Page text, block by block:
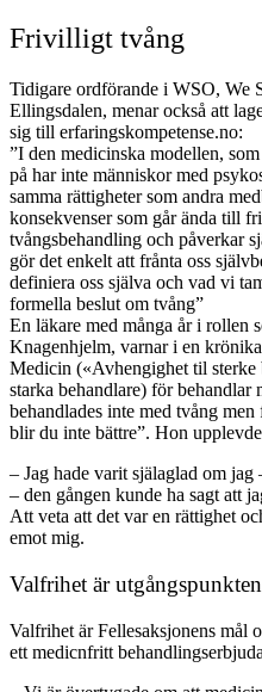
Frivilligt tvång
Tidigare ordförande i WSO, We
Ellingsdalen, menar också att
sig till erfaringskompetense.no:
”I den medicinska modellen,
på har inte människor med
samma rättigheter som andra
konsekvenser som går ända till
tvångsbehandling och påverkar
gör det enkelt att frånta oss
definiera oss själva och vad vi
formella beslut om tvång”
En läkare med många år i rollen
Knagenhjelm, varnar i en
Medicin («Avhengighet til sterke
starka behandlare) för behandlar
behandlades inte med tvång
blir du inte bättre”. Hon
– Jag hade varit själaglad om
– den gången kunde ha sagt att
Att veta att det var en rättighet
emot mig.
Valfrihet är utgångspunkten
Valfrihet är Fellesaksjonens mål
ett medicnfritt